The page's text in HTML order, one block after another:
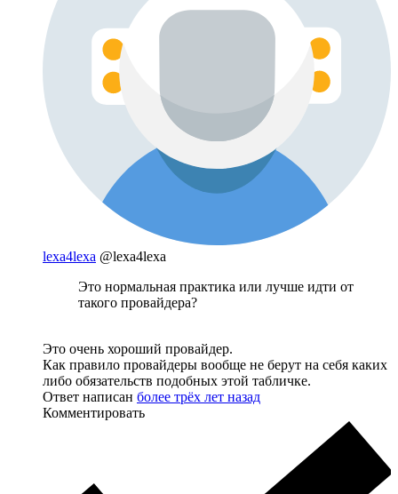
lexa4lexa @lexa4lexa
Это нормальная практика или лучше идти от
такого провайдера?
Это очень хороший провайдер.
Как правило провайдеры вообще не берут на себя каких
либо обязательств подобных этой табличке.
Ответ написан более трёх лет назад
Комментировать